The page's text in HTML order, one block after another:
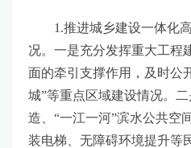
1.推进城乡建设一体化高
况。一是充分发挥重大工程
面的牵引支撑作用，及时公
城”等重点区域建设情况。
造、“一江一河”滨水公共空
装电梯、无障碍环境提升等